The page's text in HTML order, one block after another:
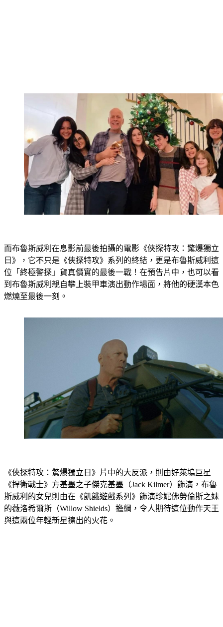
而布魯斯威利在息影前最後拍攝的電影《俠探特攻：驚爆獨立
日》，它不只是《俠探特攻》系列的終結，更是布魯斯威利這
位「終極警探」貨真價實的最後一戰！在預告片中，也可以看
到布魯斯威利親自攀上裝甲車演出動作場面，將他的硬漢本色
燃燒至最後一刻。
《俠探特攻：驚爆獨立日》片中的大反派，則由好萊塢巨星
《捍衛戰士》方基墨之子傑克基墨（Jack Kilmer）飾演，布魯
斯威利的女兒則由在《飢餓遊戲系列》飾演珍妮佛勞倫斯之妹
的薇洛希爾斯（Willow Shields）擔綱，令人期待這位動作天王
與這兩位年輕新星擦出的火花。